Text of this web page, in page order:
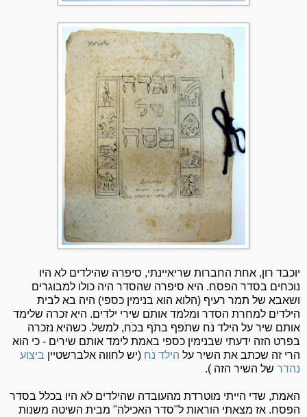
יוכבד רון, אחת החברות שריאיינתי, סיפרה שהילדים לא היו
נוכחים בסדר הפסח. היא סיפרה שהסדר היה כולו למבוגרים
ושאבא של תמר רעיף (הלוא הוא בנימין כספי) היה בא לבית
הילדים למחרת הסדר ומלמד אותם שירי ילדים. היא זכרה שלימד
אותם שיר על הילד נֹח שתֹפף בתֹף בכֹח, למשל. כשהיא נזכרה
בפרט הזה ידעתי שבנימין כספי באמת לימד אותם שירים - כי הוא
הרי זה שכתב את השיר על הילד נֹח (יש לחווה אלברשטיין ביצוע
נהדר של השיר הזה ).
האמת, שדי הייתי מוטרדת מהעובדה שהילדים לא היו בכלל בסדר
הפסח. אז מצאתי הוראות ל"סדר האכילה" מבית השיטה משנות